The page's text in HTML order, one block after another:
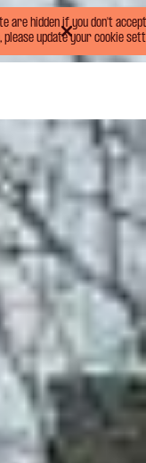
are hidden if you don't
please update your cookie